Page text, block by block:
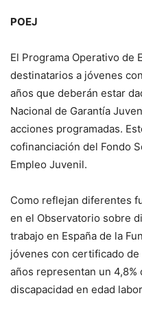
POEJ
El Programa Operativo de
destinatarios a jóvenes
años que deberán estar
Nacional de Garantía
acciones programadas.
cofinanciación del Fondo
Empleo Juvenil.
Como reflejan diferentes
en el Observatorio sobre
trabajo en España de la
jóvenes con certificado
años representan un
discapacidad en edad